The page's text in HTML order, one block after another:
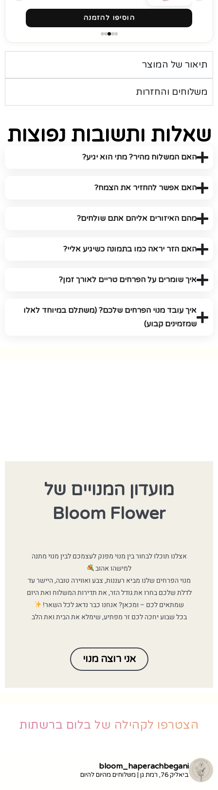
הוסיפו להזמנה
תיאור של המוצר
משלוחים והחזרות
שאלות ותשובות נפוצות
האם המשלוח מהיר? מתי הוא יגיע?
האם אפשר להחזיר את הצמח?
מהם האיזורים אליהם אתם שולחים?
האם הזר יראה כמו בתמונה כשיגיע אליי?
איך שומרים על הפרחים טריים לאורך זמן?
איך עובד מנוי הפרחים שלכם? (משתלם במיוחד לאלו
שמזמינים קבוע)
מועדון המנויים של
Bloom Flower
אצלנו תוכלו לבחור בין מנוי מפנק לעצמכם לבין מנוי מתנה
למישהו אהוב
מנוי הפרחים שלנו מביא רעננות, צבע ואווירה טובה, היישר עד
לדלת שלכם בחרו את גודל הזר, את תדירות המשלוח ואת היום
שמתאים לכם – ומכאן? אנחנו כבר נדאג לכל השאר!
בכל שבוע יחכה לכם זר מפתיע, שימלא את הבית ואת הלב
אני רוצה מנוי
הצטרפו לקהילה של בלום ברשתות
bloom_haperachbegani
ביאליק 76, רמת גן | משלוחים מהיום להיום